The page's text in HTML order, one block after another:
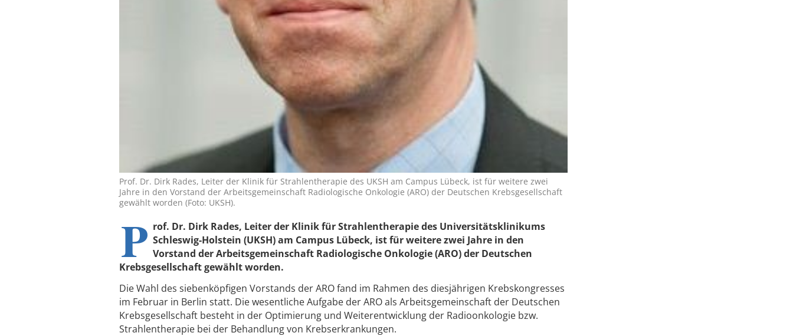
Prof. Dr. Dirk Rades, Leiter der Klinik für Strahlentherapie des UKSH am Campus Lübeck, ist für weitere zwei
Jahre in den Vorstand der Arbeitsgemeinschaft Radiologische Onkologie (ARO) der Deutschen Krebsgesellschaft
gewählt worden (Foto: UKSH).
P rof. Dr. Dirk Rades, Leiter der Klinik für Strahlentherapie des Universitätsklinikums
Schleswig-Holstein (UKSH) am Campus Lübeck, ist für weitere zwei Jahre in den
Vorstand der Arbeitsgemeinschaft Radiologische Onkologie (ARO) der Deutschen
Krebsgesellschaft gewählt worden.
Die Wahl des siebenköpfigen Vorstands der ARO fand im Rahmen des diesjährigen Krebskongresses
im Februar in Berlin statt. Die wesentliche Aufgabe der ARO als Arbeitsgemeinschaft der Deutschen
Krebsgesellschaft besteht in der Optimierung und Weiterentwicklung der Radioonkologie bzw.
Strahlentherapie bei der Behandlung von Krebserkrankungen.